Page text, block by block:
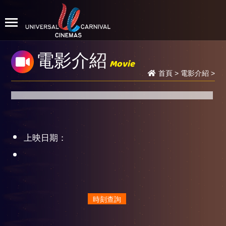
電影介紹 Movie
首頁> 電影介紹 >
上映日期：
時刻查詢